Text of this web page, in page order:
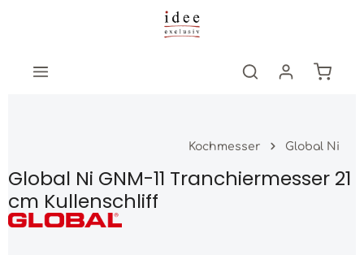
Zum Hauptinhalt springen
Kochmesser Global Ni
Global Ni GNM-11 Tranchiermesser 21
cm Kullenschliff